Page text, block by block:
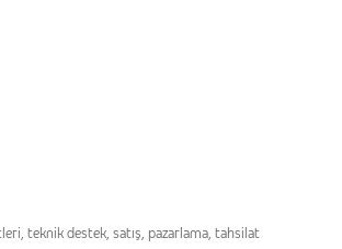
teknik destek, satış, pazarlama, tahsilat